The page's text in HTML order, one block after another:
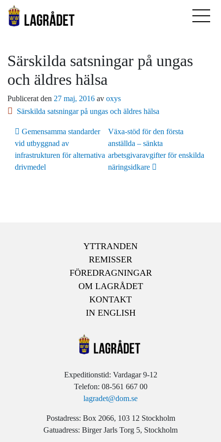
Särskilda satsningar på ungas
och äldres hälsa
Publicerat den 27 maj, 2016 av oxys
Särskilda satsningar på ungas och äldres hälsa
Inläggsnavigering
Gemensamma standarder
vid utbyggnad av
infrastrukturen för alternativa
drivmedel
Växa-stöd för den första
anställda – sänkta
arbetsgivaravgifter för enskilda
näringsidkare
YTTRANDEN
REMISSER
FÖREDRAGNINGAR
OM LAGRÅDET
KONTAKT
IN ENGLISH
Expeditionstid: Vardagar 9-12
Telefon: 08-561 667 00
lagradet@dom.se
Postadress: Box 2066, 103 12 Stockholm
Gatuadress: Birger Jarls Torg 5, Stockholm